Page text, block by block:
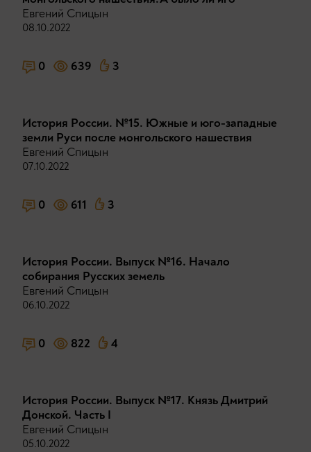
Евгений Спицын
08.10.2022
0 639 3
История России. №15. Южные и юго-западные
земли Руси после монгольского нашествия
Евгений Спицын
07.10.2022
0 611 3
История России. Выпуск №16. Начало
собирания Русских земель
Евгений Спицын
06.10.2022
0 822 4
История России. Выпуск №17. Князь Дмитрий
Донской. Часть I
Евгений Спицын
05.10.2022